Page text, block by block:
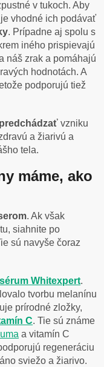
v tukoch. Aby
vhodné ich podávať
. Prípadne aj spolu s
iného prispievajú
náš zrak a pomáhajú
hodnotách. A
podporujú tiež
vzniku
a žiarivú a
tela.
máme, ako
. Ak však
siahnite po
sú navyše čoraz
Whitexpert.
tvorbu melanínu
prírodné zložky,
C. Tie sú známe
a vitamín C
regeneráciu
sviežo a žiarivo.